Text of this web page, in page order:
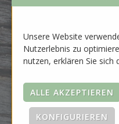
Unsere Website
Nutzerlebnis zu
nutzen, erklären Sie sich